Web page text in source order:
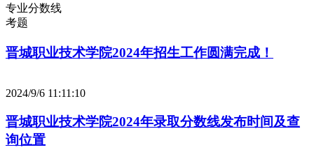
专业分数线
考题
晋城职业技术学院2024年招生工作圆满完成！
2024/9/6 11:11:10
晋城职业技术学院2024年录取分数线发布时间及查
询位置